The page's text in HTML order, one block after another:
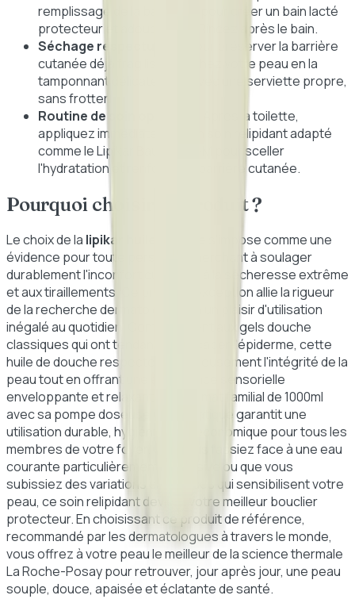
remplissage de la baignoire pour créer un bain lacté
protecteur et adoucissant. Rincez après le bain.
Séchage respectueux :
Pour préserver la barrière
cutanée déjà fragilisée, séchez votre peau en la
tamponnant délicatement avec une serviette propre,
sans frotter.
Routine de soin optimale :
Après la toilette,
appliquez immédiatement un soin relipidant adapté
comme le Lipikar Baume AP+M pour sceller
l'hydratation et renforcer la barrière cutanée.
Pourquoi choisir ce produit ?
Le choix de la lipikar huile lavante
s'impose comme une
évidence pour toute personne cherchant à soulager
durablement l'inconfort cutané lié à la sécheresse extrême
et aux tiraillements. Ce produit d'exception allie la rigueur
de la recherche dermatologique à un plaisir d'utilisation
inégalé au quotidien. Contrairement aux gels douche
classiques qui ont tendance à décaper l'épiderme, cette
huile de douche respecte scrupuleusement l'intégrité de la
peau tout en offrant une expérience sensorielle
enveloppante et relaxante. Le format familial de 1000ml
avec sa pompe doseuse ultra-pratique garantit une
utilisation durable, hygiénique et économique pour tous les
membres de votre foyer. Que vous fassiez face à une eau
courante particulièrement agressive ou que vous
subissiez des variations climatiques qui sensibilisent votre
peau, ce soin relipidant devient votre meilleur bouclier
protecteur. En choisissant ce produit de référence,
recommandé par les dermatologues à travers le monde,
vous offrez à votre peau le meilleur de la science thermale
La Roche-Posay pour retrouver, jour après jour, une peau
souple, douce, apaisée et éclatante de santé.